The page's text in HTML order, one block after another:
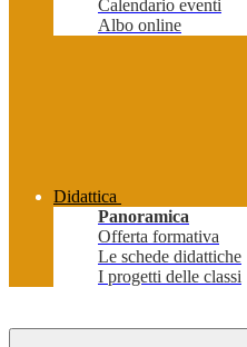
Calendario eventi
Albo online
Didattica
Panoramica
Offerta formativa
Le schede didattiche
I progetti delle classi